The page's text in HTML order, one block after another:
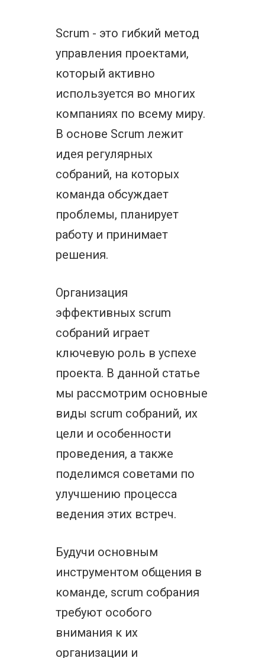
Scrum - это гибкий метод
управления проектами,
который активно
используется во многих
компаниях по всему миру.
В основе Scrum лежит
идея регулярных
собраний, на которых
команда обсуждает
проблемы, планирует
работу и принимает
решения.
Организация
эффективных scrum
собраний играет
ключевую роль в успехе
проекта. В данной статье
мы рассмотрим основные
виды scrum собраний, их
цели и особенности
проведения, а также
поделимся советами по
улучшению процесса
ведения этих встреч.
Будучи основным
инструментом общения в
команде, scrum собрания
требуют особого
внимания к их
организации и